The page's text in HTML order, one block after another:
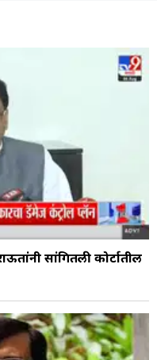
सांगितली कोर्टातील